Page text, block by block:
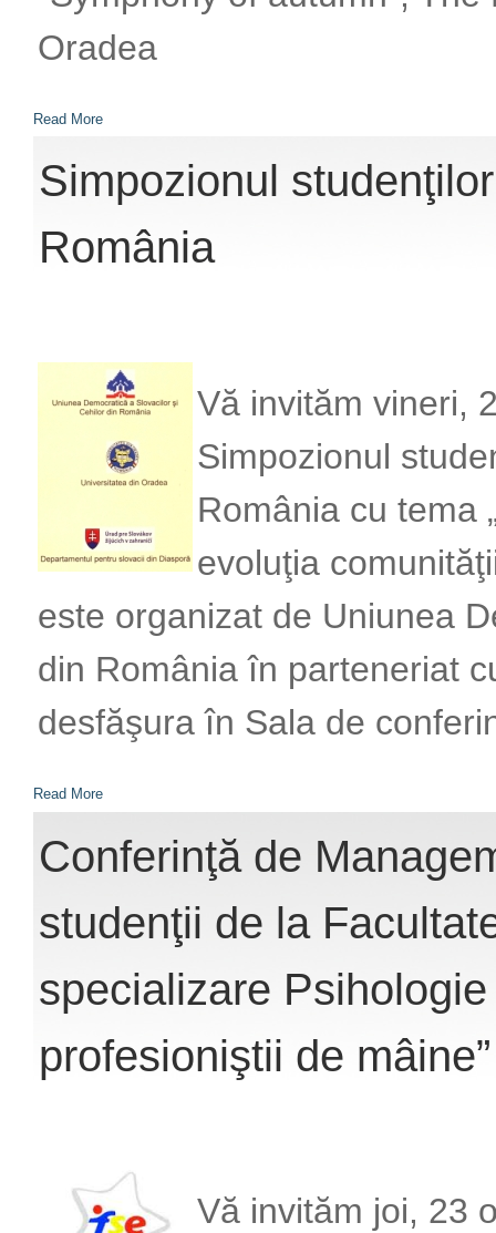
Oradea
Read More
Simpozionul
România
Vă invităm vineri,
Simpozionul
România cu tema
evoluţia
este organizat de Uniunea
din România în parteneriat
desfăşura în Sala de
Read More
Conferinţă de
studenţii de la
specializare
profesioniştii de mâine”
Vă invităm joi, 23